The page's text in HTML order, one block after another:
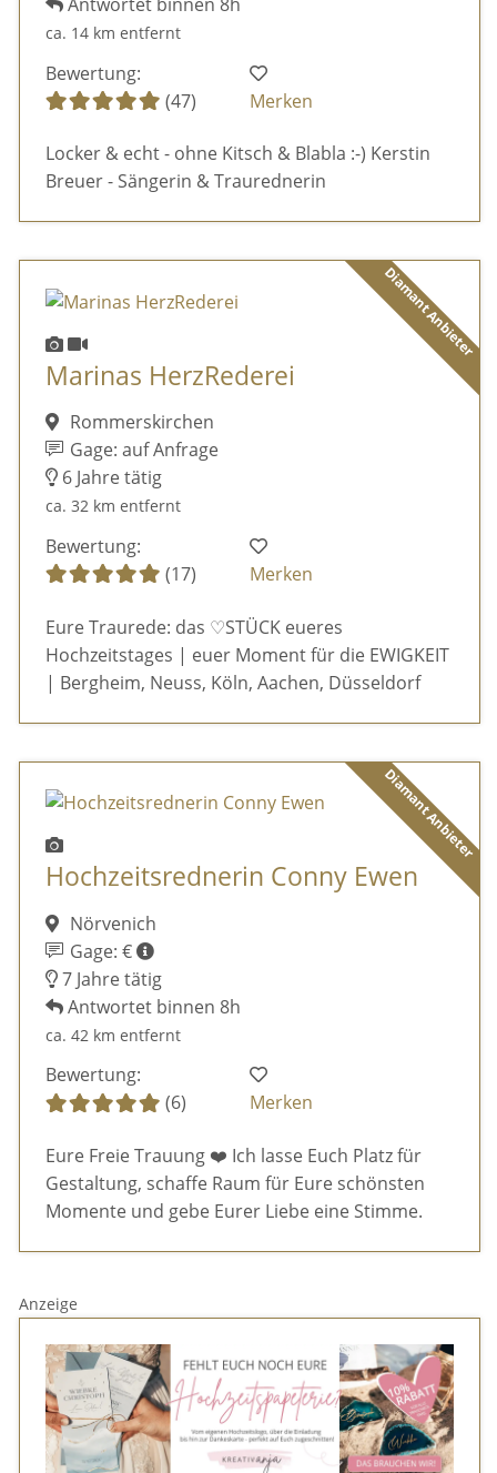
ca. 14 km entfernt
Bewertung:
(47)
Merken
Locker & echt - ohne Kitsch & Blabla :-) Kerstin
Breuer - Sängerin & Traurednerin
Diamant Anbieter
Marinas HerzRederei
Rommerskirchen
Gage: auf Anfrage
6 Jahre tätig
ca. 32 km entfernt
Bewertung:
(17)
Merken
Eure Traurede: das ♡STÜCK eueres
Hochzeitstages | euer Moment für die EWIGKEIT
| Bergheim, Neuss, Köln, Aachen, Düsseldorf
Diamant Anbieter
Hochzeitsrednerin Conny Ewen
Nörvenich
Gage: €
7 Jahre tätig
Antwortet binnen 8h
ca. 42 km entfernt
Bewertung:
(6)
Merken
Eure Freie Trauung ❤️ Ich lasse Euch Platz für
Gestaltung, schaffe Raum für Eure schönsten
Momente und gebe Eurer Liebe eine Stimme.
Anzeige